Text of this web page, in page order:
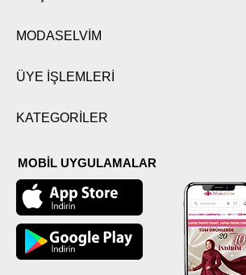
MODASELVİM
ÜYE İŞLEMLERİ
KATEGORİLER
MOBİL UYGULAMALAR